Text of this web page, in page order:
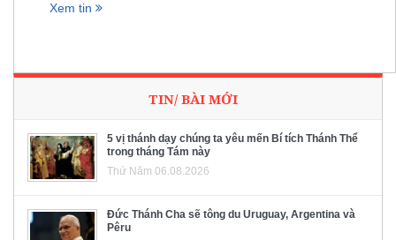
Xem tin
TIN/ BÀI MỚI
5 vị thánh dạy chúng ta yêu mến Bí tích Thánh Thể
trong tháng Tám này
Thứ Năm 06.08.2026
Đức Thánh Cha sẽ tông du Uruguay, Argentina và
Pêru